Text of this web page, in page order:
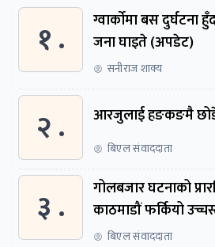
१ .
ग्वार्काेमा बस दुर्घटना
जना घाइते (अपडेट)
सनीराज शाक्य
२ . आरजुलाई हङकङमै
बिएल संवाददाता
३ .
गोलबजार घटनाको
काठमाडौं फर्कियो
बिएल संवाददाता